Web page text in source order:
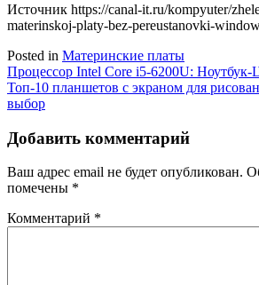
Источник https://canal-it.ru/kompyuter/
materinskoj-platy-bez-pereustanovki-
Posted in Материнские платы
Навигация
по
Процессор Intel Core i5-6200U: Ноутбук-
Топ-10 планшетов с экраном для
выбор
Добавить комментарий
Ваш адрес email не будет опубликован.
помечены *
Комментарий *